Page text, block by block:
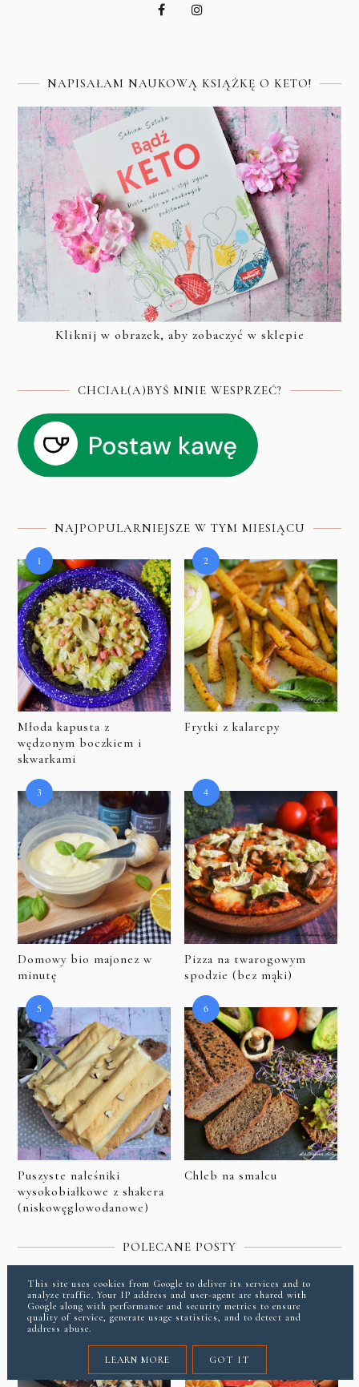
NAPISAŁAM NAUKOWĄ KSIĄŻKĘ O KETO!
Kliknij w obrazek, aby zobaczyć w sklepie
CHCIAŁ(A)BYŚ MNIE WESPRZEĆ?
NAJPOPULARNIEJSZE W TYM MIESIĄCU
Młoda kapusta z
wędzonym boczkiem i
skwarkami
Frytki z kalarepy
Domowy bio majonez w
minutę
Pizza na twarogowym
spodzie (bez mąki)
Puszyste naleśniki
wysokobiałkowe z shakera
(niskowęglowodanowe)
Chleb na smalcu
POLECANE POSTY
This site uses cookies from Google to deliver its services and to
analyze traffic. Your IP address and user-agent are shared with
Google along with performance and security metrics to ensure
quality of service, generate usage statistics, and to detect and
address abuse.
LEARN MORE GOT IT